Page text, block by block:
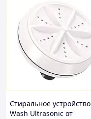
Стиральное устройство
Wash Ultrasonic от